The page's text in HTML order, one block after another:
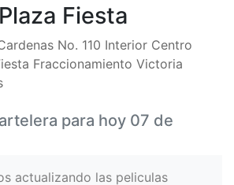
Fiesta
No. 110 Interior Centro
Fraccionamiento Victoria
para hoy 07 de
actualizando las peliculas